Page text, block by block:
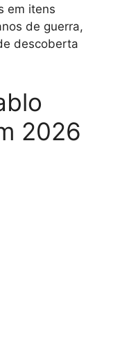
em itens
de guerra,
descoberta
2026